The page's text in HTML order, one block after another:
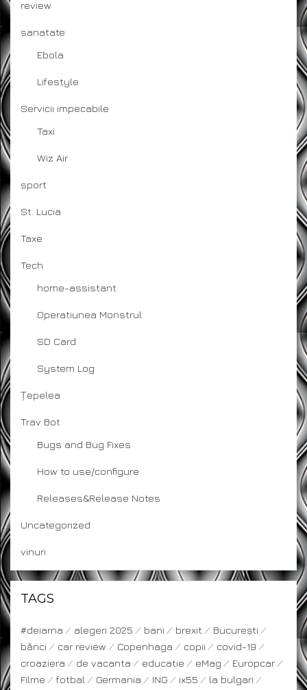
review
sanatate
Ebola
Lifestyle
Servicii impecabile
Taxi
Wiz Air
sport
St. Lucia
Taxe
Tech
home-assistant
Operatiunea Monstrul
SD Card
System Log
Țepelea
Trav Bot
Bugs and Bug Fixes
How to use/configure
Releases&Release Notes
Uncategorized
vinuri
TAGS
#deiarna alegeri 2025 bani brexit
București
bănci
car review Copenhaga copii
covid-19
croaziera
de vacanta educatie eMag
Europcar
Filme
fotbal Germania ING ix55 la bulgari